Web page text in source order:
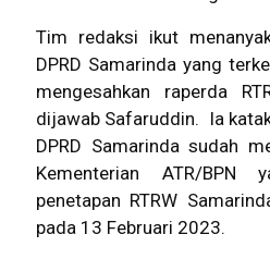
Tim redaksi ikut
DPRD Samarindayang
mengesahkan raperda
dijawab Safaruddin. Ia
DPRD Samarinda sudah
Kementerian ATR/BPN
penetapan RTRW
pada 13 Februari 2023.